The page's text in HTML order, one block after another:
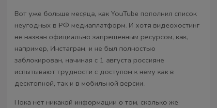
Вот уже больше месяца, как YouTube пополнил список
неугодных в РФ медиаплатформ. И хотя видеохостинг
не назван официально запрещенным ресурсом, как,
например, Инстаграм, и не был полностью
заблокирован, начиная с 1 августа россияне
испытывают трудности с доступом к нему как в
десктопной, так и в мобильной версии.
Пока нет никакой информации о том, сколько же